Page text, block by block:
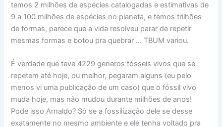
temos 2 milhões de espécies catalogadas e estimativas de
9 a 100 milhões de espécies no planeta, e temos trilhões
de formas, parece que a vida resolveu parar de repetir
mesmas formas e botou pra quebrar … TBUM variou.
É verdade que teve 4229 generos fósseis vivos que se
repetem até hoje, ou melhor, pegaram alguns (eu pelo
menos vi uma publicação de um caso) que o fóssil vivo
muda hoje, mas não mudou durante milhões de anos!
Pode isso Arnaldo? Só se a fossilização dele se desse
exatamente no mesmo ambiente e ele tenha voltado pra